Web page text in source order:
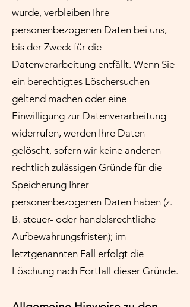
wurde, verbleiben Ihre
personenbezogenen Daten bei uns,
bis der Zweck für die
Datenverarbeitung entfällt. Wenn Sie
ein berechtigtes Löschersuchen
geltend machen oder eine
Einwilligung zur Datenverarbeitung
widerrufen, werden Ihre Daten
gelöscht, sofern wir keine anderen
rechtlich zulässigen Gründe für die
Speicherung Ihrer
personenbezogenen Daten haben (z.
B. steuer- oder handelsrechtliche
Aufbewahrungsfristen); im
letztgenannten Fall erfolgt die
Löschung nach Fortfall dieser Gründe.